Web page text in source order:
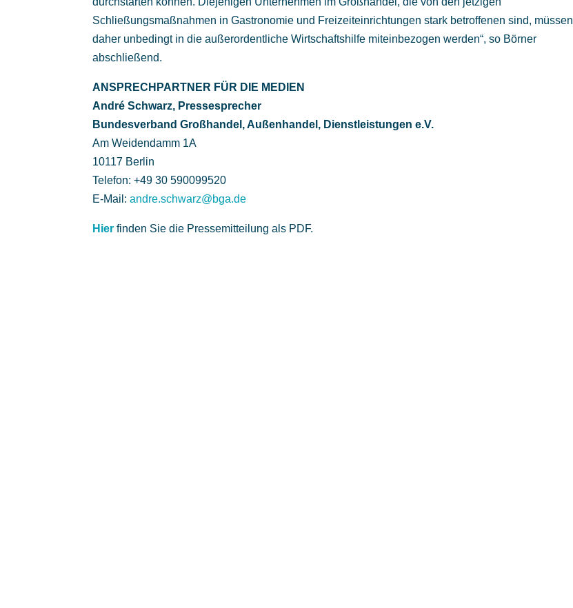
Schließungsmaßnahmen in Gastronomie und Freizeiteinrichtungen stark betroffenen sind, müssen
daher unbedingt in die außerordentliche Wirtschaftshilfe miteinbezogen werden“, so Börner
abschließend.
ANSPRECHPARTNER FÜR DIE MEDIEN
André Schwarz, Pressesprecher
Bundesverband Großhandel, Außenhandel, Dienstleistungen e.V.
Am Weidendamm 1A
10117 Berlin
Telefon: +49 30 590099520
E-Mail:andre.schwarz@bga.de
Hier finden Sie die Pressemitteilung als PDF.